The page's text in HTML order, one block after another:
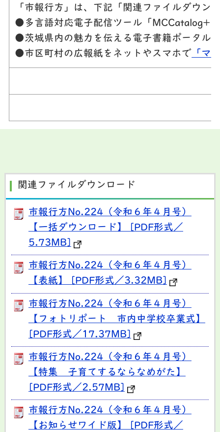
「市報行方」は、下記「関連ファイルダウ
●多言語対応電子配信ツール「MCCatalog+
●茨城県内の魅力を伝える電子書籍ポータル
●市区町村の広報紙をネットやスマホで
「マ
関連ファイルダウンロード
市報行方No.224（令和６年４月号）
【一括ダウンロード】 [PDF形式／
5.73MB]
市報行方No.224（令和６年４月号）
【表紙】 [PDF形式／3.32MB]
市報行方No.224（令和６年４月号）
【フォトリポート 市内中学校卒業式】
[PDF形式／17.37MB]
市報行方No.224（令和６年４月号）
【特集 子育てするならなめがた】
[PDF形式／2.57MB]
市報行方No.224（令和６年４月号）
【お知らせワイド版】 [PDF形式／